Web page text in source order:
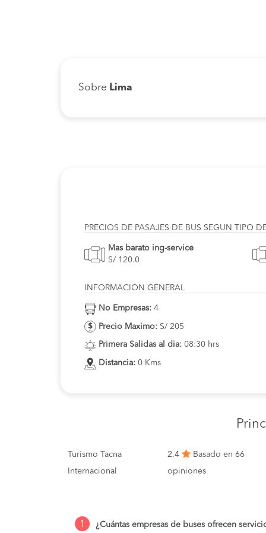
Sobre Lima
PRECIOS DE PASAJES DE BUS SEGUN TIPO
Mas barato ing-service
S/ 120.0
INFORMACION GENERAL
No Empresas: 4
Precio Maximo: S/ 205
Primera Salidas al dia: 08:30 hrs
Distancia: 0 Kms
Turismo Tacna
Internacional
2.4
Basado en 66
opiniones
1 ¿Cuántas empresas de buses ofrecen